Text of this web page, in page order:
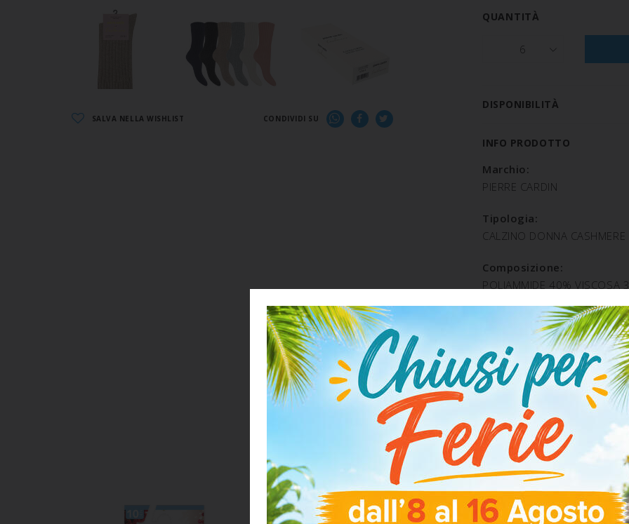
SALVA NELLA WISHLIST CONDIVIDI SU
QUANTITÀ
6
DISPONIBILITÀ
INFO PRODOTTO
Marchio:
PIERRE CARDIN
Tipologia:
CALZINO DONNA CASHMERE
Composizione:
POLIAMMIDE 40% VISCOSA
SPEDIZIONE E RESO
ARTICOLI CORRELATI